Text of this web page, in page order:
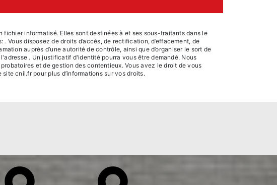
informatisé. Elles sont destinées à et ses sous-traitants dans le
disposez de droits d’accès, de rectification, d’effacement, de
auprès d’une autorité de contrôle, ainsi que d’organiser le sort de
. Un justificatif d'identité pourra vous être demandé. Nous
et de gestion des contentieux. Vous avez le droit de vous
site cnil.fr pour plus d’informations sur vos droits.